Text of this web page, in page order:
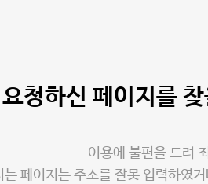
요청하신 페이지를
이용에 불편을 드려
는 페이지는 주소를 잘못 입력하였